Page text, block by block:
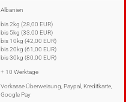
Albanien
bis 2kg (28,00 EUR)
bis 5kg (33,00 EUR)
bis 10kg (42,00 EUR)
bis 20kg (61,00 EUR)
bis 30kg (80,00 EUR)
+ 10 Werktage
Vorkasse Überweisung, Paypal, Kreditkarte,
Google Pay